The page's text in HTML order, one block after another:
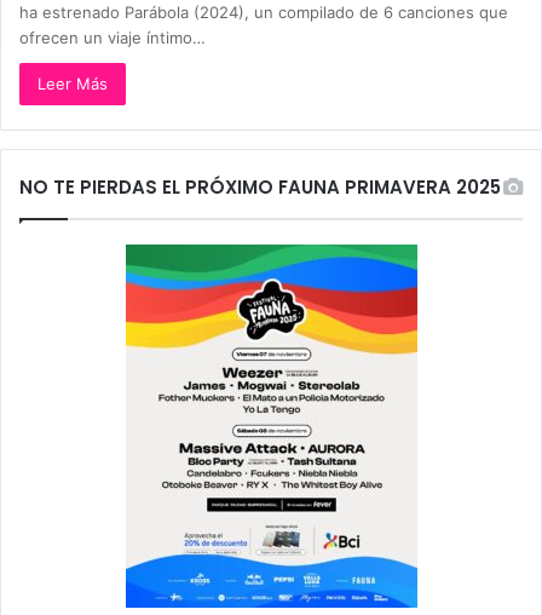
ha estrenado Parábola (2024), un compilado de 6 canciones que
ofrecen un viaje íntimo…
Leer Más
NO TE PIERDAS EL PRÓXIMO FAUNA PRIMAVERA 2025